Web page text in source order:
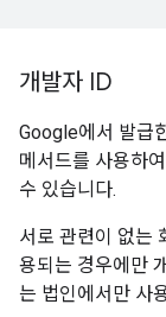
개발자 ID
Google에서 발급
메서드를 사용하
수 있습니다.
서로 관련이 없는
용되는 경우에만
는 법인에서만 사